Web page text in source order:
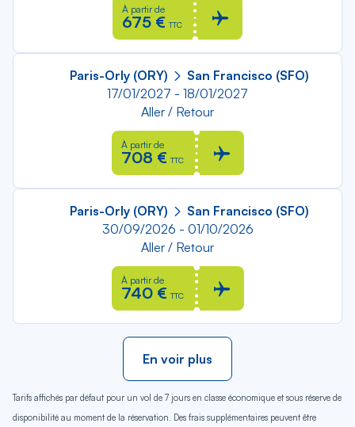
À partir de
675 € TTC
Paris-Orly (ORY)
San Francisco (SFO)
17/01/2027 - 18/01/2027
Aller / Retour
À partir de
708 € TTC
Paris-Orly (ORY)
San Francisco (SFO)
30/09/2026 - 01/10/2026
Aller / Retour
À partir de
740 € TTC
En voir plus
Tarifs affichés par défaut pour un vol de 7 jours en classe économique et sous réserve de
disponibilité au moment de la réservation. Des frais supplémentaires peuvent être